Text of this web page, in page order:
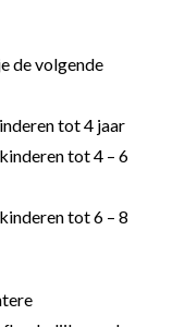
de volgende
tot 4 jaar
tot 4 – 6
tot 6 – 8